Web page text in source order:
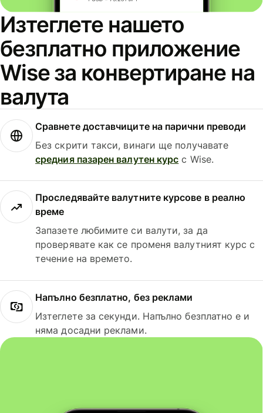
Изтеглете нашето
безплатно приложение
Wise за конвертиране на
валута
Сравнете доставчиците на парични преводи
Без скрити такси, винаги ще получавате
средния пазарен валутен курс с Wise.
Проследявайте валутните курсове в реално
време
Запазете любимите си валути, за да
проверявате как се променя валутният курс с
течение на времето.
Напълно безплатно, без реклами
Изтеглете за секунди. Напълно безплатно е и
няма досадни реклами.